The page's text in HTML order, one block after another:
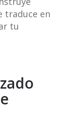
traduce en
tu